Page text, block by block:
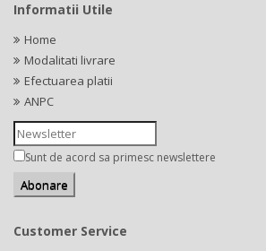
Informatii Utile
Home
Modalitati livrare
Efectuarea platii
ANPC
Sunt de acord sa primesc newslettere
Customer Service